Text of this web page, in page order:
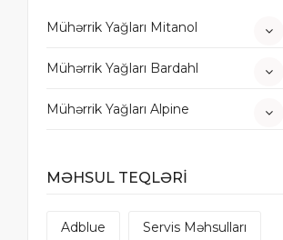
Mühərrik Yağları Mitanol
Mühərrik Yağları Bardahl
Mühərrik Yağları Alpine
MƏHSUL TEQLƏRİ
Adblue Servis Məhsulları